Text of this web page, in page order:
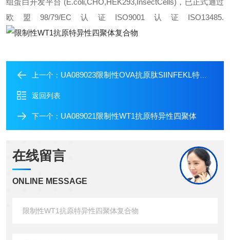
组蛋白开发平台 (E.coli,CHO,HEK293,InsectCells)，已正式通过
欧盟98/79/EC认证ISO9001认证ISO13485.
上一个： UA089023限制性OVA抗原肽SIINFEKL特异性四聚体
返回列表
下一个： UA089021限制性WT1抗原特异性四聚体
在线留言
ONLINE MESSAGE